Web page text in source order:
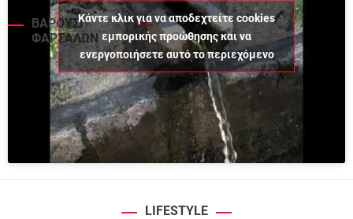
ΒΑΡΟΥΣΙ
ΦΑΡΣΑΛΩΝ
Κάντε κλικ για να αποδεχτείτε cookies
εμπορικής προώθησης και να
ενεργοποιήσετε αυτό το περιεχόμενο
LIFESTYLE